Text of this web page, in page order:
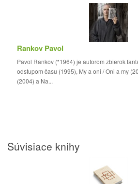
Rankov Pavol
Pavol Rankov (*1964) je autorom zbierok
odstupom času (1995), My a oni / Oni a my
(2004) a Na...
Súvisiace knihy